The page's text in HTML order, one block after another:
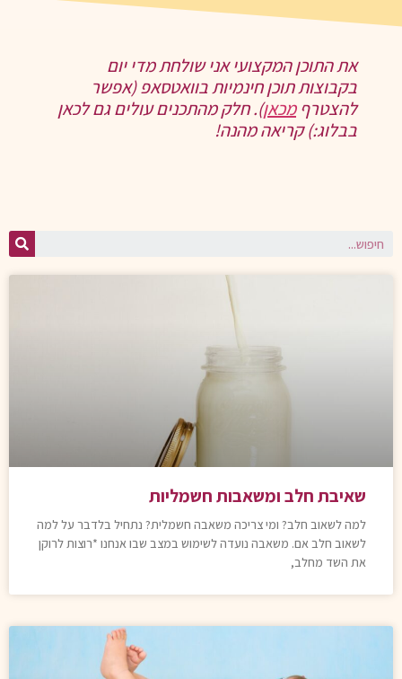
את התוכן המקצועי אני שולחת מדי יום
בקבוצות תוכן חינמיות בוואטסאפ (אפשר
להצטרףמכאן). חלק מהתכנים עולים גם לכאן
בבלוג:) קריאה מהנה!
שאיבת חלב ומשאבות חשמליות
למה לשאוב חלב? ומי צריכה משאבה חשמלית? נתחיל בלדבר על למה
לשאוב חלב אם. משאבה נועדה לשימוש במצב שבו אנחנו *רוצות לרוקן
את השד מחלב,